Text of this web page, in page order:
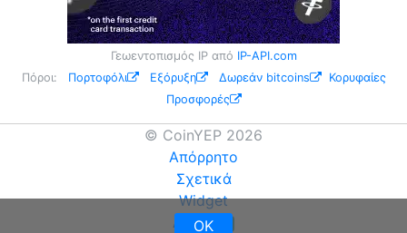
Γεωεντοπισμός IP από IP-API.com
Πόροι: Πορτοφόλι Εξόρυξη Δωρεάν bitcoins
Κορυφαίες
Προσφορές
© CoinYEP 2026
Απόρρητο
Σχετικά
Widget
API NEW
OK